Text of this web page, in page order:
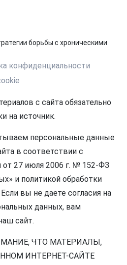
борьбы с хроническими
конфиденциальности
с сайта обязательно
на источник.
персональные данные
в соответствии с
27 июля 2006 г. № 152-ФЗ
и политикой обработки
вы не даете согласия на
данных, вам
сайт.
ЧТО МАТЕРИАЛЫ,
ИНТЕРНЕТ-САЙТЕ